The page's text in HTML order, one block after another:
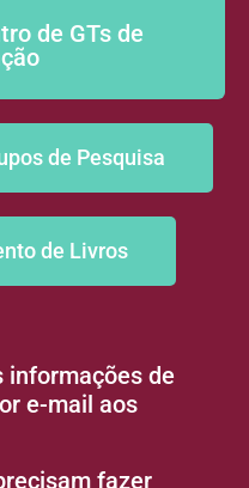
de GTs de
de Pesquisa
de Livros
informações de
e-mail aos
fazer